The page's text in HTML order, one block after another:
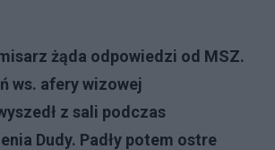
żąda odpowiedzi od MSZ.
ws. afery wizowej
z sali podczas
Dudy. Padły potem ostre